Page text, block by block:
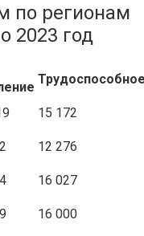
по регионам
2023 год
15 172
12 276
16 027
16 000